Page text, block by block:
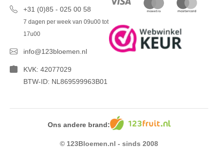
+31 (0)85 - 025 00 58
7 dagen per week van 09u00 tot
17u00
info@123bloemen.nl
KVK: 42077029
BTW-ID: NL869599963B01
Ons andere brand:
© 123Bloemen.nl - sinds 2008